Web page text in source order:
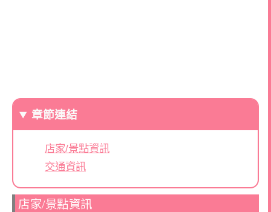
章節連結
店家/景點資訊
交通資訊
店家/景點資訊